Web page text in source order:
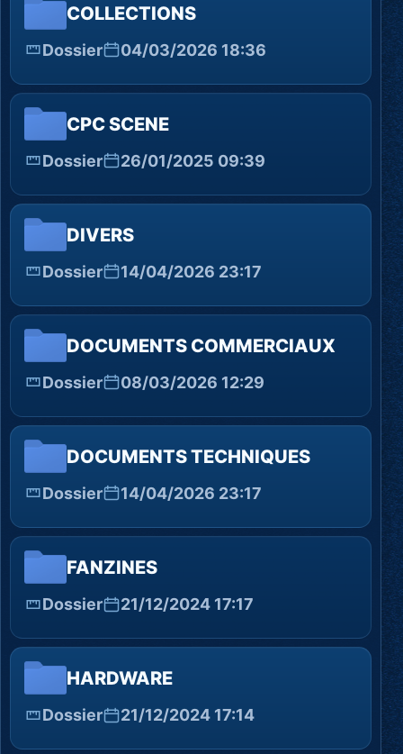
COLLECTIONS
Dossier 04/03/2026 18:36
CPC SCENE
Dossier 26/01/2025 09:39
DIVERS
Dossier 14/04/2026 23:17
DOCUMENTS COMMERCIAUX
Dossier 08/03/2026 12:29
DOCUMENTS TECHNIQUES
Dossier 14/04/2026 23:17
FANZINES
Dossier 21/12/2024 17:17
HARDWARE
Dossier 21/12/2024 17:14